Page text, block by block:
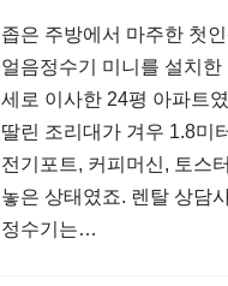
좁은 주방에서 마주한 첫인
얼음정수기 미니를 설치한
세로 이사한 24평 아파트
딸린 조리대가 겨우 1.8미
전기포트, 커피머신, 토스
놓은 상태였죠. 렌탈 상담
정수기는…